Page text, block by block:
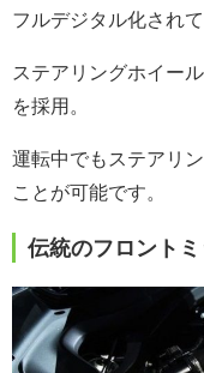
フルデジタル化されて
ステアリングホイー
を採用。
運転中でもステアリ
ことが可能です。
伝統のフロント